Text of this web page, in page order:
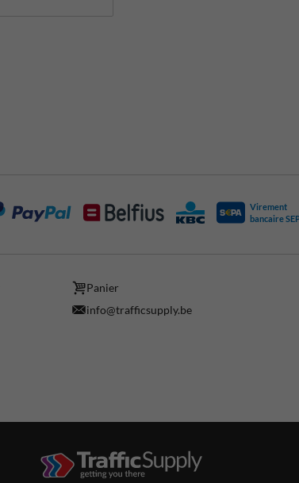
Virement
bancaire
Panier
info@trafficsupply.be